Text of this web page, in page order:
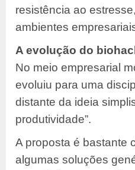
resistência ao
ambientes
A evolução do
No meio empresarial
evoluiu para uma
distante da ideia
produtividade”.
A proposta é bastante
algumas soluções